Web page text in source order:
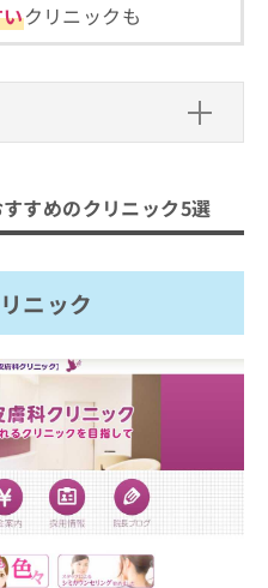
クリニックも
ニック
ンケアクリニック
科
のVビームにおすすめの
すめのクリニック5選
ニック